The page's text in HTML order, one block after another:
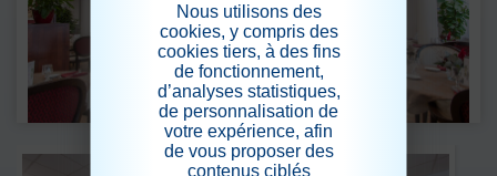
Nous utilisons des
cookies, y compris des
cookies tiers, à des fins
de fonctionnement,
d’analyses statistiques,
de personnalisation de
votre expérience, afin
de vous proposer des
contenus ciblés